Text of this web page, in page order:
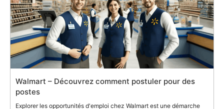
Walmart – Découvrez comment postuler pour des
postes
Explorer les opportunités d'emploi chez Walmart est une démarche